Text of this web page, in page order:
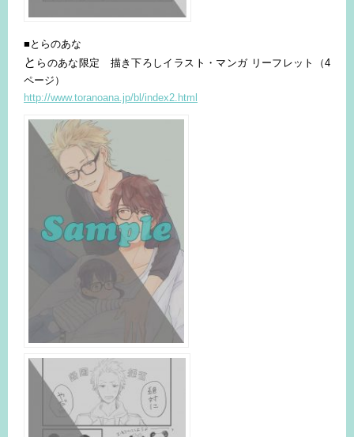
■とらのあな
と らのあな限定 描き下ろしイラスト・マンガ リーフレット（4
ページ）
http://www.toranoana.jp/bl/index2.html